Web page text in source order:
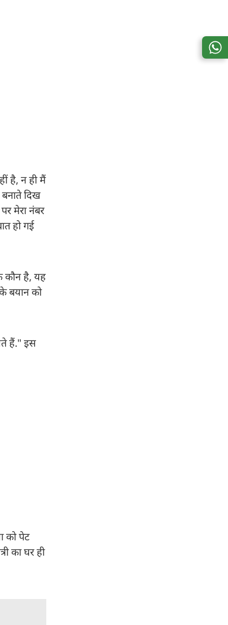
है, न ही मैं
दिख
मेरा नंबर
हो गई
कौन है, यह
बयान को
हैं." इस
को पेट
का घर ही